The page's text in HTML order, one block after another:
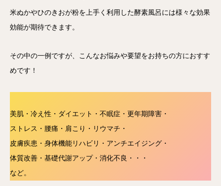
米ぬかやひのきおが粉を上手く利用した酵素風呂には様々な効果
効能が期待できます。
その中の一例ですが、こんなお悩みや要望をお持ちの方におすす
めです！
美肌・冷え性・ダイエット・不眠症・更年期障害・
ストレス・腰痛・肩こり・リウマチ・
皮膚疾患・身体機能リハビリ・アンチエイジング・
体質改善・基礎代謝アップ・消化不良・・・
など。